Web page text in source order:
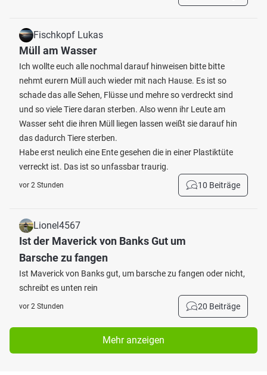
Fischkopf Lukas
Müll am Wasser
Ich wollte euch alle nochmal darauf hinweisen bitte bitte
nehmt eurern Müll auch wieder mit nach Hause. Es ist so
schade das alle Sehen, Flüsse und mehre so verdreckt sind
und so viele Tiere daran sterben. Also wenn ihr Leute am
Wasser seht die ihren Müll liegen lassen weißt sie darauf hin
das dadurch Tiere sterben.
Habe erst neulich eine Ente gesehen die in einer Plastiktüte
verreckt ist. Das ist so unfassbar traurig.
vor 2 Stunden 10 Beiträge
Lionel4567
Ist der Maverick von Banks Gut um
Barsche zu fangen
Ist Maverick von Banks gut, um barsche zu fangen oder nicht,
schreibt es unten rein
vor 2 Stunden 20 Beiträge
Mehr anzeigen